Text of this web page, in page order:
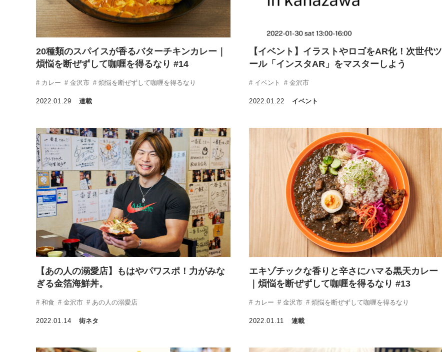
20種類のスパイスが香るバターチキンカレー｜
煩悩を断ぜずして咖喱を得るなり #14
カレー 金沢市 煩悩を断ぜずして咖喱を得るなり
2022.01.29 連載
【イベント】イラストやロゴをAR化！次世代ツ
ール「インスタAR」をマスターしよう
イベント 金沢市
2022.01.22 イベント
【あの人の溺愛店】もはやパワスポ！力がみな
ぎる金箔海鮮丼。
和食 金沢市 あの人の溺愛店
2022.01.14 街ネタ
エキゾチックな香りと辛さにハマる黒天カレー
｜煩悩を断ぜずして咖喱を得るなり #13
カレー 金沢市 煩悩を断ぜずして咖喱を得るなり
2022.01.11 連載